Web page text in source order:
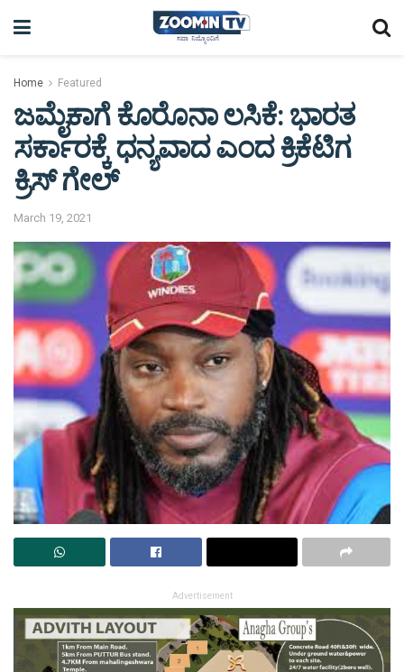
Home Featured
ಜಮೈಕಾಗೆ ಕೊರೊನಾ ಲಸಿಕೆ: ಭಾರತ
ಸರ್ಕಾರಕ್ಕೆ ಧನ್ಯವಾದ ಎಂದ ಕ್ರಿಕೆಟಿಗ
ಕ್ರಿಸ್ ಗೇಲ್
March 19, 2021
Advertisement